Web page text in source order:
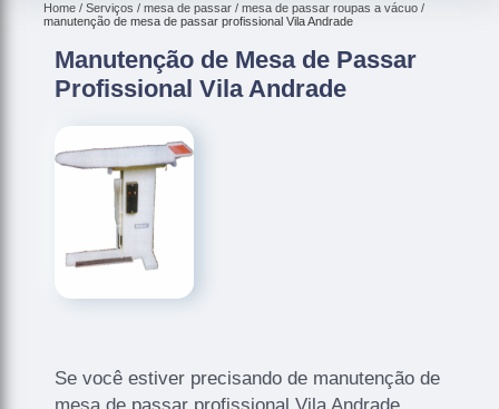
Home Serviços mesa de passar
mesa de passar roupas a vácuo
manutenção de mesa de passar profissional Vila Andrade
Manutenção de Mesa de Passar
Profissional Vila Andrade
Se você estiver precisando de manutenção de